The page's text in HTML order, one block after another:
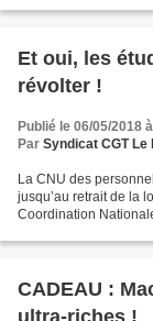
Et oui, les
révolter !
Publié le 06/05/2018
Par Syndicat CGT Le
La CNU des
jusqu’au retrait de la
Coordination
CADEAU :
ultra-riches !